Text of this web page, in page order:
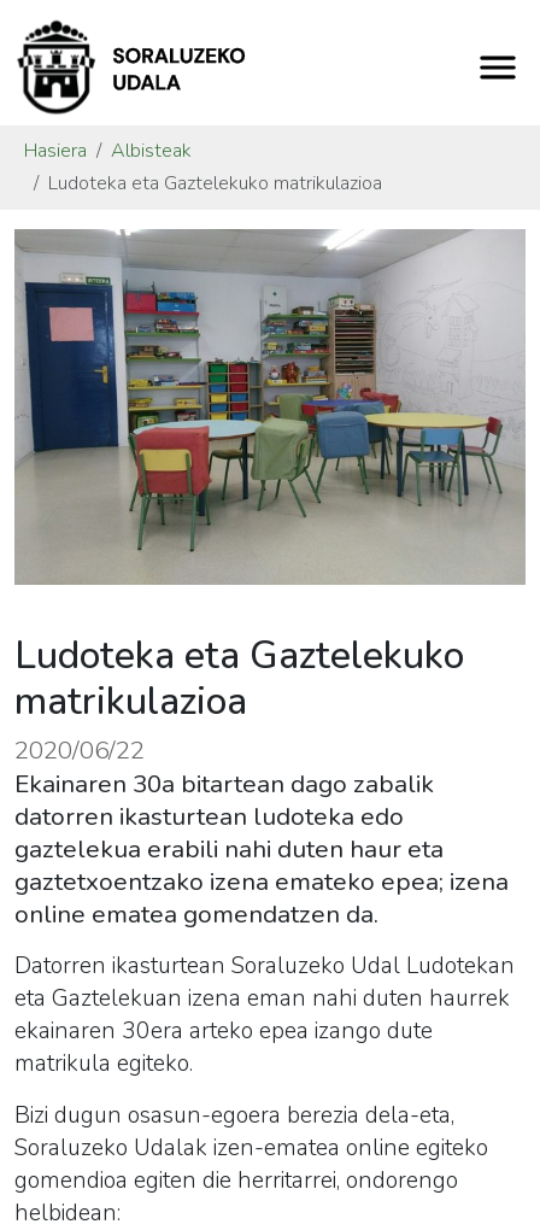
Hasiera
Albisteak
Ludoteka eta Gaztelekuko matrikulazioa
Ludoteka eta Gaztelekuko
matrikulazioa
2020/06/22
Ekainaren 30a bitartean dago zabalik
datorren ikasturtean ludoteka edo
gaztelekua erabili nahi duten haur eta
gaztetxoentzako izena emateko epea; izena
online ematea gomendatzen da.
Datorren ikasturtean Soraluzeko Udal Ludotekan
eta Gaztelekuan izena eman nahi duten haurrek
ekainaren 30era arteko epea izango dute
matrikula egiteko.
Bizi dugun osasun-egoera berezia dela-eta,
Soraluzeko Udalak izen-ematea online egiteko
gomendioa egiten die herritarrei, ondorengo
helbidean: